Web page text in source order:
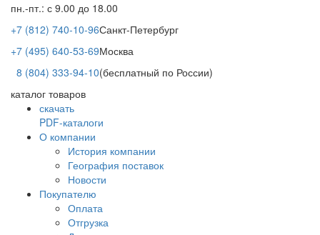
пн.-пт.: с 9.00 до 18.00
+7 (812) 740-10-96Санкт-Петербург
+7 (495) 640-53-69Москва
8 (804) 333-94-10(бесплатный по России)
каталог товаров
скачать
PDF-каталоги
О компании
История компании
География поставок
Новости
Покупателю
Оплата
Отгрузка